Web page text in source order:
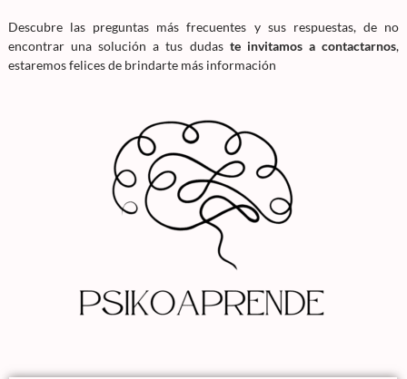
Descubre las preguntas más frecuentes y sus respuestas, de no
encontrar una solución a tus dudas te invitamos a contactarnos,
estaremos felices de brindarte más información